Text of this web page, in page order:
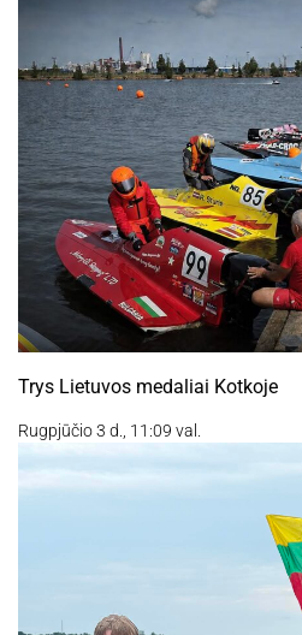
Trys Lietuvos medaliai Kotkoje
Rugpjūčio 3 d., 11:09 val.